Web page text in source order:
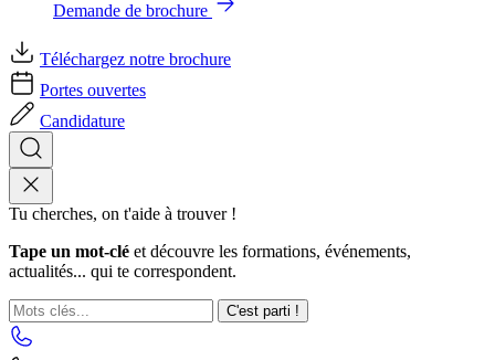
Demande de brochure
Téléchargez notre brochure
Portes ouvertes
Candidature
Tu cherches, on t'aide à trouver !
Tape un mot-clé et découvre les formations, événements,
actualités... qui te correspondent.
C'est parti !